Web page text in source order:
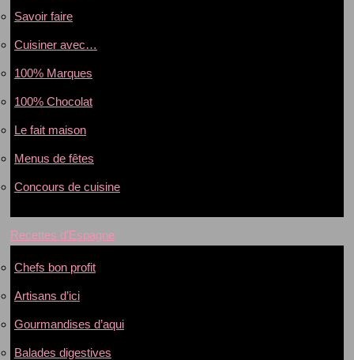
Savoir faire
Cuisiner avec…
100% Marques
100% Chocolat
Le fait maison
Menus de fêtes
Concours de cuisine
Recettes d’Espagne
Chefs bon profit
Artisans d’ici
Gourmandises d’aqui
Balades digestives